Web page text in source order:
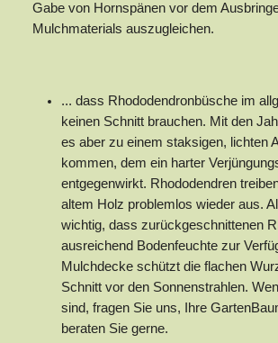
Gabe von Hornspänen vor dem
Mulchmaterials auszugleichen.
... dass Rhododendronbüsche im
keinen Schnitt brauchen. Mit den
es aber zu einem staksigen, lichten
kommen, dem ein harter
entgegenwirkt. Rhododendren
altem Holz problemlos wieder aus.
wichtig, dass zurückgeschnittenen
ausreichend Bodenfeuchte zur
Mulchdecke schützt die flachen
Schnitt vor den Sonnenstrahlen.
sind, fragen Sie uns, Ihre
beraten Sie gerne.